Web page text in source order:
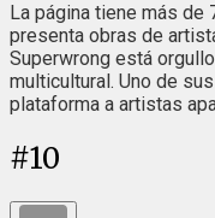
La página tiene más de
presenta obras de
Superwrong está
multicultural. Uno de
plataforma a artistas
#10